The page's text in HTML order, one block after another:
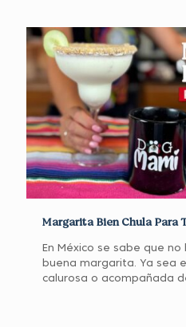
Margarita Bien Chula Para
En México se sabe que
buena margarita. Ya sea
calurosa o acompañada